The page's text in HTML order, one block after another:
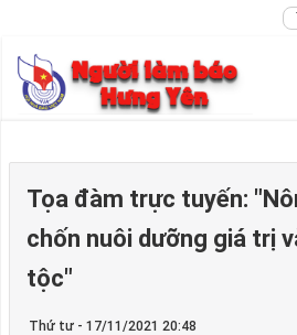
Tọa đàm trực tuyến:
chốn nuôi dưỡng giá trị
tộc"
Thứ tư - 17/11/2021 20:48